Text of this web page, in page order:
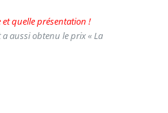
et quelle présentation !
aussi obtenu le prix « La